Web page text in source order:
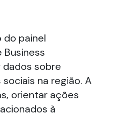
painel
Business
dados sobre
na região. A
orientar ações
à